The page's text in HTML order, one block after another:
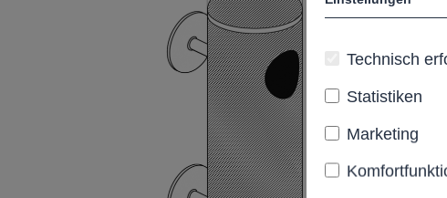
Technisch
Statistiken
Marketing